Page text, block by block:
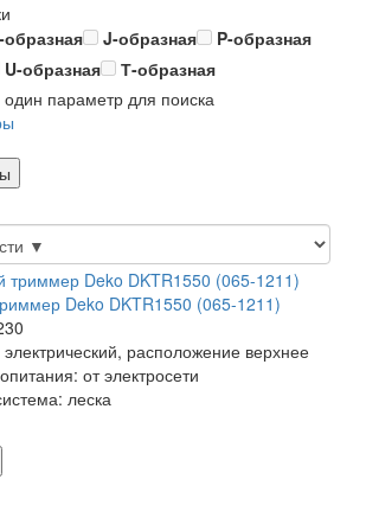
образная J-образная
P-образная
U-образная
Т-образная
параметр для поиска
Deko DKTR1550 (065-1211)
электрический, расположение верхнее
от электросети
леска